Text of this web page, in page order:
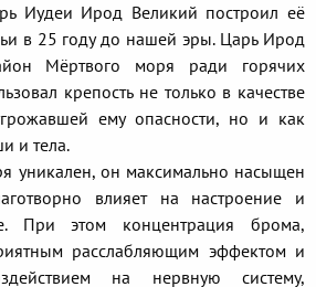
Иудеи Ирод Великий построил её
в 25 году до нашей эры. Царь Ирод
Мёртвого моря ради горячих
крепость не только в качестве
ему опасности, но и как
и тела.
уникален, он максимально насыщен
влияет на настроение и
При этом концентрация брома,
расслабляющим эффектом и
на нервную систему,